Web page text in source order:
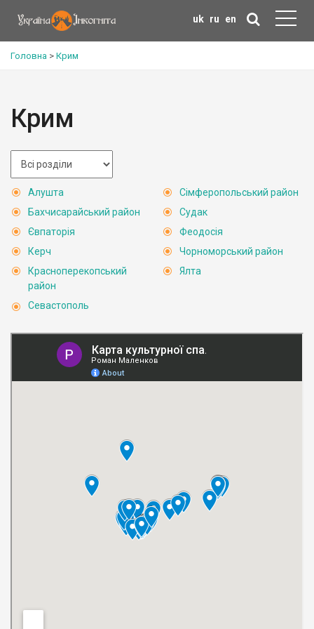
uk ru en
Головна > Крим
Крим
Алушта
Бахчисарайський район
Євпаторія
Керч
Красноперекопський
район
Севастополь
Сімферопольський район
Судак
Феодосія
Чорноморський район
Ялта